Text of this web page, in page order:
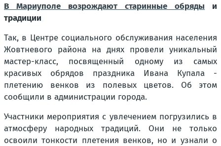
В Мариуполе возрождают старинные обряды и
традиции
Так, в Центре социального обслуживания населения
Жовтневого района на днях провели уникальный
мастер-класс, посвященный одному из самых
красивых обрядов праздника Ивана Купала -
плетению венков из полевых цветов. Об этом
сообщили в администрации города.
Участники мероприятия с увлечением погрузились в
атмосферу народных традиций. Они не только
освоили тонкости плетения венков, но и узнали о